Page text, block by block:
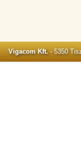
Vigacom Kft.- 5350